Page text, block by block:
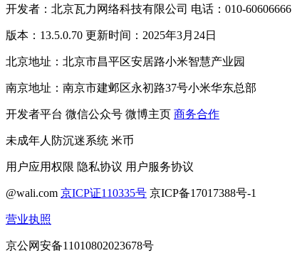
开发者：北京瓦力网络科技有限公司 电话：010-60606666
版本：13.5.0.70 更新时间：2025年3月24日
北京地址：北京市昌平区安居路小米智慧产业园
南京地址：南京市建邺区永初路37号小米华东总部
开发者平台 微信公众号 微博主页 商务合作
未成年人防沉迷系统 米币
用户应用权限 隐私协议 用户服务协议
@wali.com 京ICP证110335号 京ICP备17017388号-1
营业执照
京公网安备11010802023678号